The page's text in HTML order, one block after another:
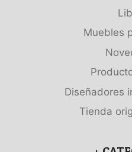
Muebles
Diseñadores
Tienda